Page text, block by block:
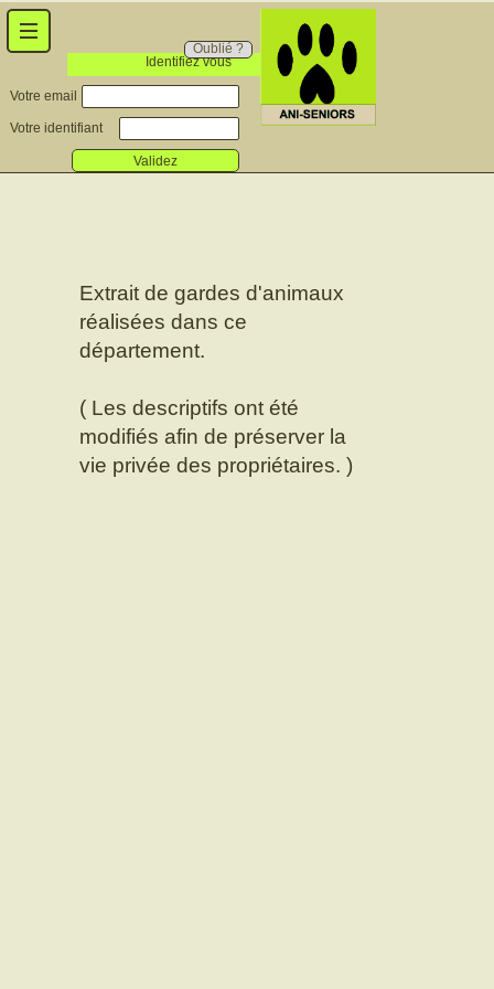
Identifiez vous
Oublié ?
Votre email
Votre identifiant
Validez
Extrait de gardes d'animaux
réalisées dans ce
département.
( Les descriptifs ont été
modifiés afin de préserver la
vie privée des propriétaires. )